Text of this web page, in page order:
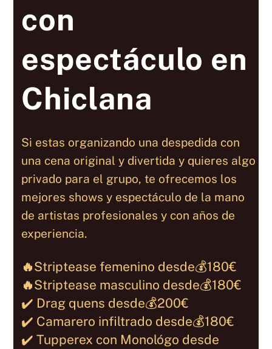
con
espectáculo en
Chiclana
Si estas organizando una despedida con
una cena original y divertida y quieres algo
privado para el grupo, te ofrecemos los
mejores shows y espectáculo de la mano
de artistas profesionales y con años de
experiencia.
🔥Striptease femenino desde💰180€
🔥Striptease masculino desde💰180€
✔️ Drag quens desde💰200€
✔️ Camarero infiltrado desde💰180€
✔️ Tupperex con Monológo desde